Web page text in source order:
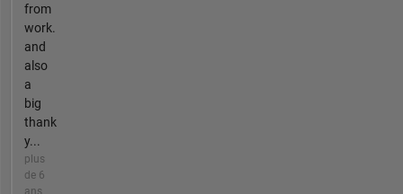
from
work.
and
also
a
big
thank
y...
plus
de 6
ans